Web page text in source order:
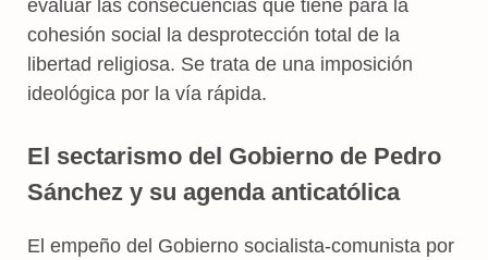
evaluar las consecuencias que tiene para la
cohesión social la desprotección total de la
libertad religiosa. Se trata de una imposición
ideológica por la vía rápida.
El sectarismo del Gobierno de Pedro
Sánchez y su agenda anticatólica
El empeño del Gobierno socialista-comunista por